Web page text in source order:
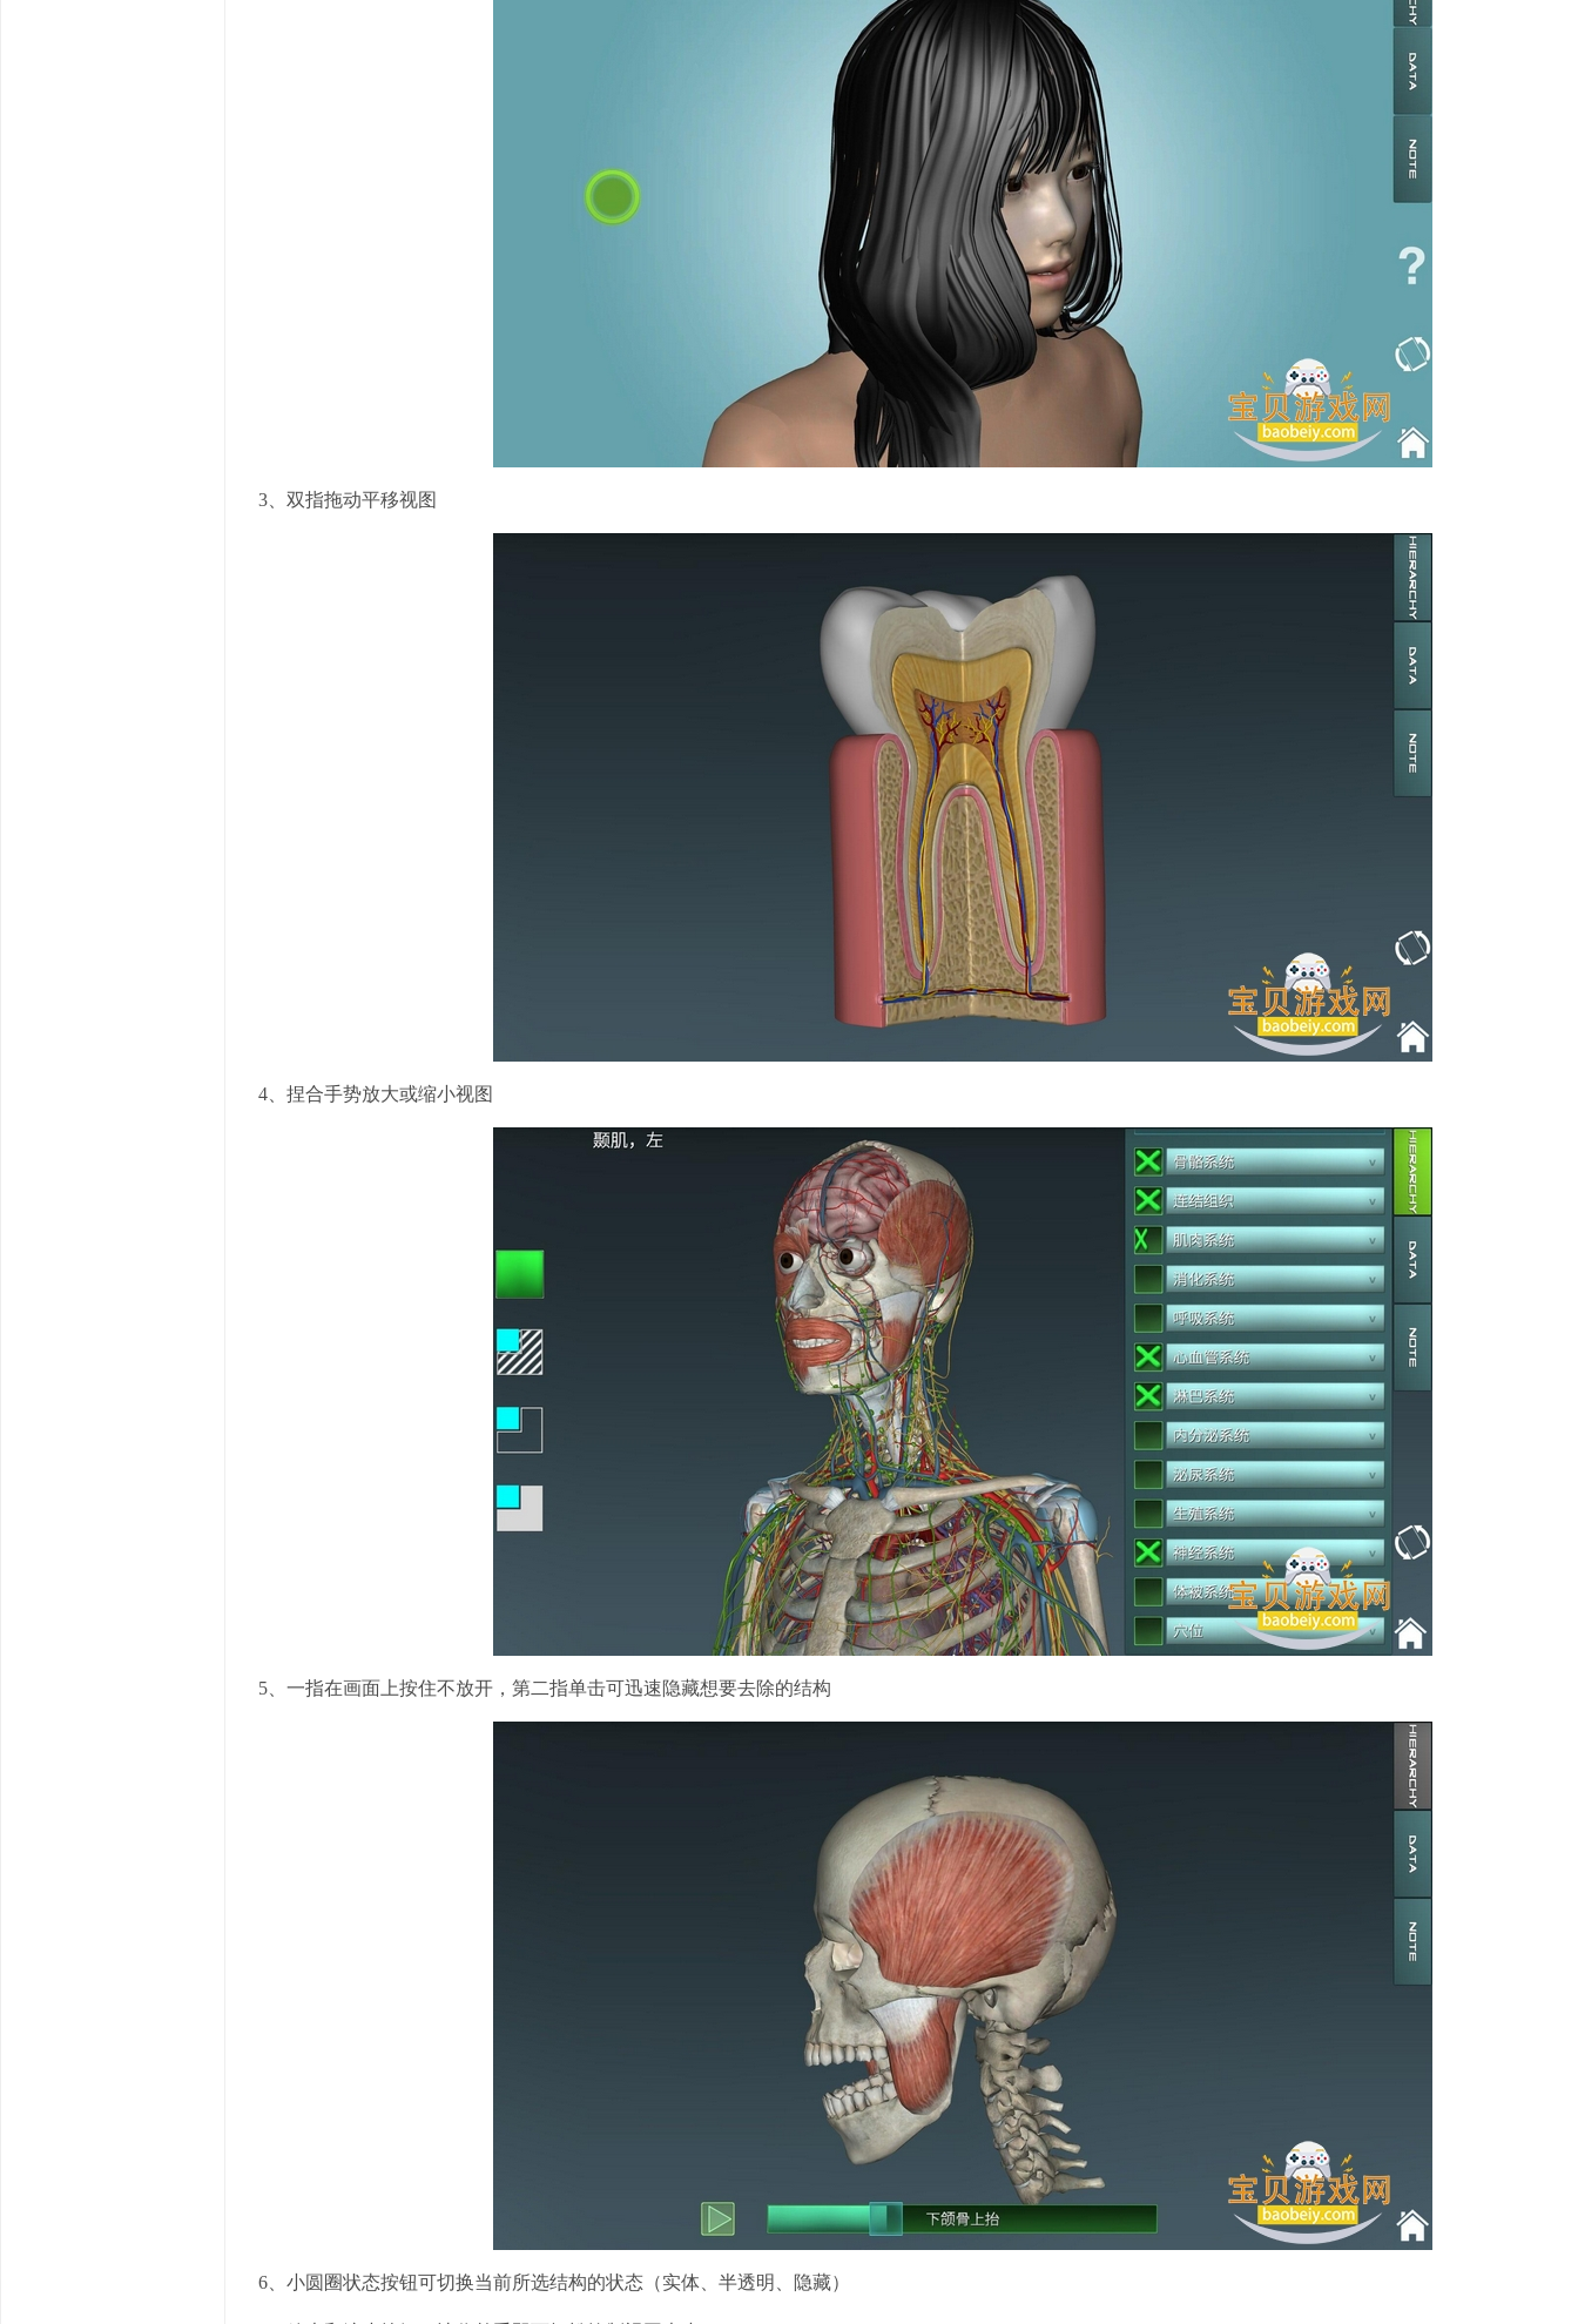
3、双指拖动平移视图
4、捏合手势放大或缩小视图
5、一指在画面上按住不放开，第二指单击可迅速隐藏想要去除的结构
6、小圆圈状态按钮可切换当前所选结构的状态（实体、半透明、隐藏）